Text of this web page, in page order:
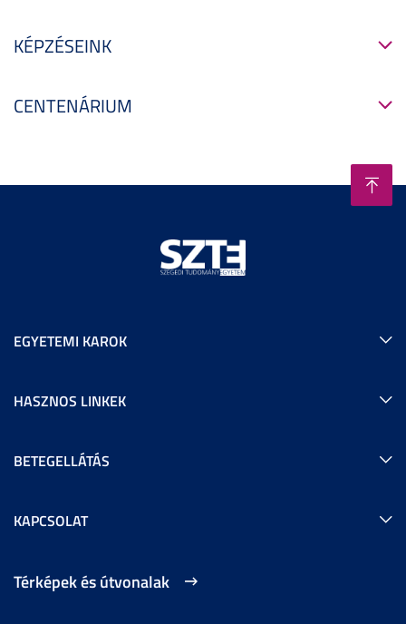
KÉPZÉSEINK
CENTENÁRIUM
EGYETEMI KAROK
HASZNOS LINKEK
BETEGELLÁTÁS
KAPCSOLAT
Térképek és útvonalak